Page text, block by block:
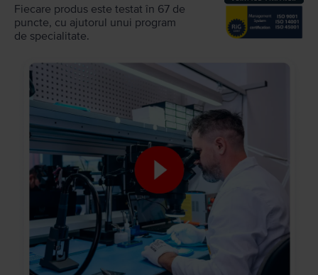
Fiecare produs este testat în 67 de
puncte, cu ajutorul unui program
de specialitate.